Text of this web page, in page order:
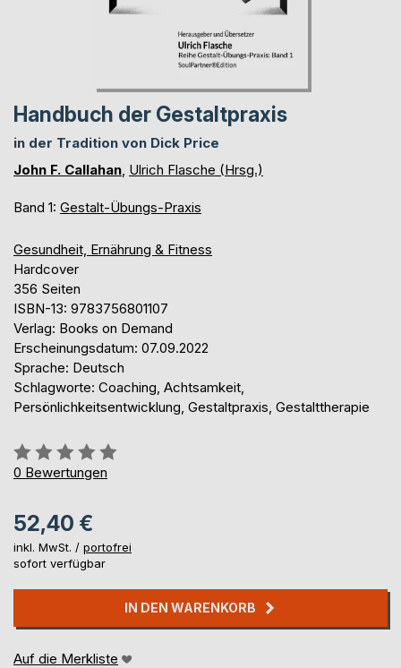
Handbuch der Gestaltpraxis
in der Tradition von Dick Price
John F. Callahan Ulrich Flasche (Hrsg.)
Band 1: Gestalt-Übungs-Praxis
Gesundheit, Ernährung & Fitness
Hardcover
356 Seiten
ISBN-13: 9783756801107
Verlag: Books on Demand
Erscheinungsdatum: 07.09.2022
Sprache: Deutsch
Schlagworte: Coaching, Achtsamkeit,
Persönlichkeitsentwicklung, Gestaltpraxis, Gestalttherapie
Bewertung::
0%
0 Bewertungen
52,40 €
inkl. MwSt. / portofrei
sofort verfügbar
IN DEN WARENKORB
Auf die Merkliste